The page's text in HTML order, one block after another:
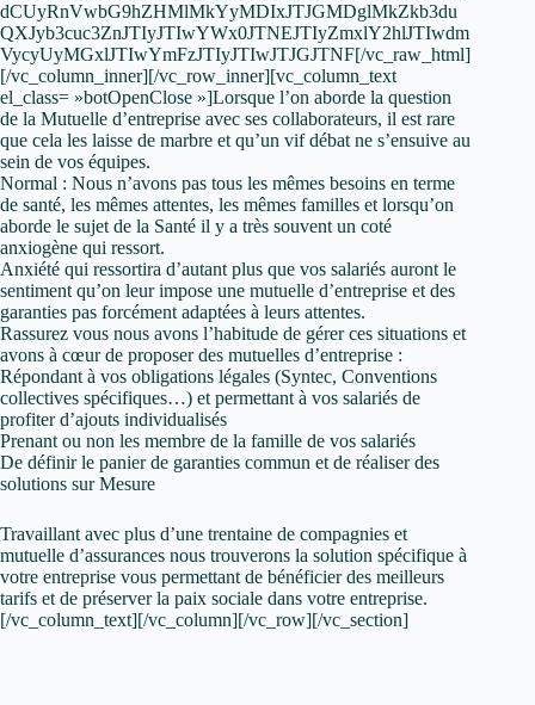
dCUyRnVwbG9hZHMlMkYyMDIxJTJGMDglMkZkb3du
QXJyb3cuc3ZnJTIyJTIwYWx0JTNEJTIyZmxlY2hlJTIwdm
VycyUyMGxlJTIwYmFzJTIyJTIwJTJGJTNF[/vc_raw_html]
[/vc_column_inner][/vc_row_inner][vc_column_text
el_class= »botOpenClose »]Lorsque l’on aborde la question
de la Mutuelle d’entreprise avec ses collaborateurs, il est rare
que cela les laisse de marbre et qu’un vif débat ne s’ensuive au
sein de vos équipes.
Normal : Nous n’avons pas tous les mêmes besoins en terme
de santé, les mêmes attentes, les mêmes familles et lorsqu’on
aborde le sujet de la Santé il y a très souvent un coté
anxiogène qui ressort.
Anxiété qui ressortira d’autant plus que vos salariés auront le
sentiment qu’on leur impose une mutuelle d’entreprise et des
garanties pas forcément adaptées à leurs attentes.
Rassurez vous nous avons l’habitude de gérer ces situations et
avons à cœur de proposer des mutuelles d’entreprise :
Répondant à vos obligations légales (Syntec, Conventions
collectives spécifiques…) et permettant à vos salariés de
profiter d’ajouts individualisés
Prenant ou non les membre de la famille de vos salariés
De définir le panier de garanties commun et de réaliser des
solutions sur Mesure
Travaillant avec plus d’une trentaine de compagnies et
mutuelle d’assurances nous trouverons la solution spécifique à
votre entreprise vous permettant de bénéficier des meilleurs
tarifs et de préserver la paix sociale dans votre entreprise.
[/vc_column_text][/vc_column][/vc_row][/vc_section]